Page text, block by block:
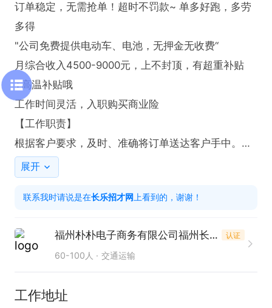
订单稳定，无需抢单！超时不罚款~ 单多好跑，多劳
多得
"公司免费提供电动车、电池，无押金无收费“
月综合收入4500-9000元，上不封顶，有超重补贴
+高温补贴哦
工作时间灵活，入职购买商业险
【工作职责】
根据客户要求，及时、准确将订单送达客户手中。
【上班地址】
【任职资格】
2、可以按时段配送，也可以长期，4-12小时都可
以，有空间晋升；寒暑假学生年满18周岁也可以配
展开
联系我时请说是在长乐招才网 上看到的，谢谢！
福州朴朴电子商务有限公司福州长乐区首占分店 认证
60-100人 交通运输
工作地址